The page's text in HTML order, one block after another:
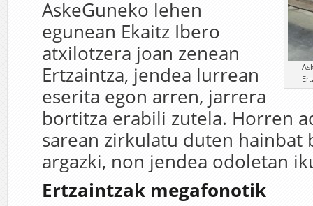
AskeGuneko lehen
egunean Ekaitz Ibero
atxilotzera joan zenean
Ertzaintza, jendea lurrean
eserita egon arren, jarrera
bortitza erabili zutela. Horren
sarean zirkulatu duten hainbat
argazki, non jendea odoletan
Ertzaintzak megafonotik